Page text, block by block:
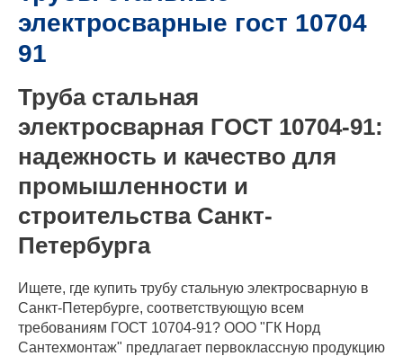
электросварные гост 10704
91
Труба стальная
электросварная ГОСТ 10704-91:
надежность и качество для
промышленности и
строительства Санкт-
Петербурга
Ищете, где купить трубу стальную электросварную в
Санкт-Петербурге, соответствующую всем
требованиям ГОСТ 10704-91? ООО "ГК Норд
Сантехмонтаж" предлагает первоклассную продукцию